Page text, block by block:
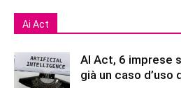
Ai Act
AI Act, 6 imprese
già un caso d’uso